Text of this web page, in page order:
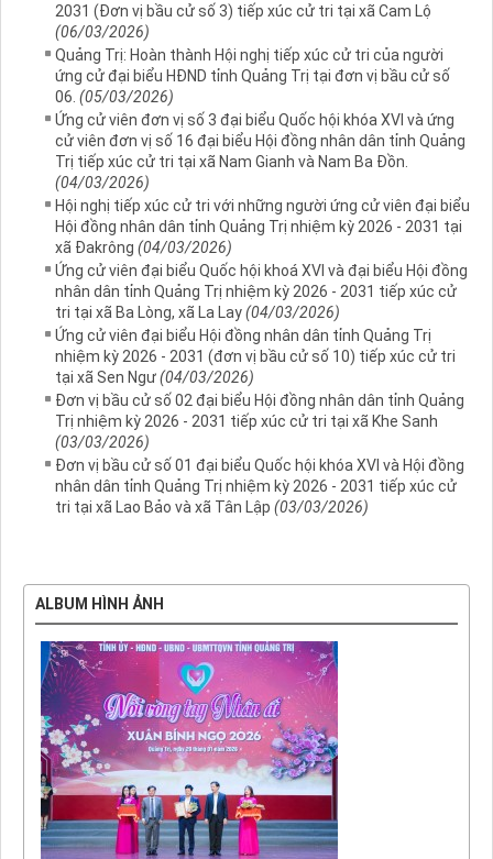
2031 (Đơn vị bầu cử số 3) tiếp xúc cử tri tại xã Cam Lộ
(06/03/2026)
Quảng Trị: Hoàn thành Hội nghị tiếp xúc cử tri của người
ứng cử đại biểu HĐND tỉnh Quảng Trị tại đơn vị bầu cử số
06. (05/03/2026)
Ứng cử viên đơn vị số 3 đại biểu Quốc hội khóa XVI và ứng
cử viên đơn vị số 16 đại biểu Hội đồng nhân dân tỉnh Quảng
Trị tiếp xúc cử tri tại xã Nam Gianh và Nam Ba Đồn.
(04/03/2026)
Hội nghị tiếp xúc cử tri với những người ứng cử viên đại biểu
Hội đồng nhân dân tỉnh Quảng Trị nhiệm kỳ 2026 - 2031 tại
xã Đakrông (04/03/2026)
Ứng cử viên đại biểu Quốc hội khoá XVI và đại biểu Hội đồng
nhân dân tỉnh Quảng Trị nhiệm kỳ 2026 - 2031 tiếp xúc cử
tri tại xã Ba Lòng, xã La Lay(04/03/2026)
Ứng cử viên đại biểu Hội đồng nhân dân tỉnh Quảng Trị
nhiệm kỳ 2026 - 2031 (đơn vị bầu cử số 10) tiếp xúc cử tri
tại xã Sen Ngư(04/03/2026)
Đơn vị bầu cử số 02 đại biểu Hội đồng nhân dân tỉnh Quảng
Trị nhiệm kỳ 2026 - 2031 tiếp xúc cử tri tại xã Khe Sanh
(03/03/2026)
Đơn vị bầu cử số 01 đại biểu Quốc hội khóa XVI và Hội đồng
nhân dân tỉnh Quảng Trị nhiệm kỳ 2026 - 2031 tiếp xúc cử
tri tại xã Lao Bảo và xã Tân Lập (03/03/2026)
ALBUM HÌNH ẢNH